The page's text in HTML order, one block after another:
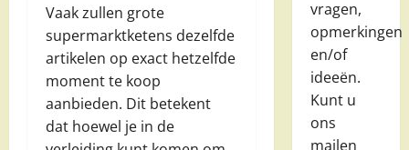
Vaak zullen grote
supermarktketens dezelfde
artikelen op exact hetzelfde
moment te koop
aanbieden. Dit betekent
dat hoewel je in de
vragen,
opmerkingen
en/of
ideeën.
Kunt u
ons
mailen